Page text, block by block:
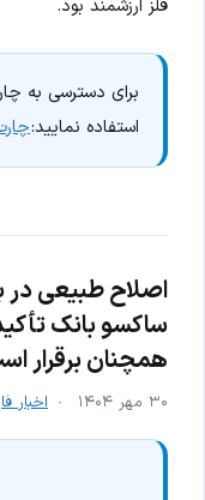
فلز ارزشمند بود.
برای دسترسی به
استفاده نمایید:
اصلاح طبیعی در
ساکسو بانک
همچنان برقرار
۳۰ مهر ۱۴۰۴ اخبار